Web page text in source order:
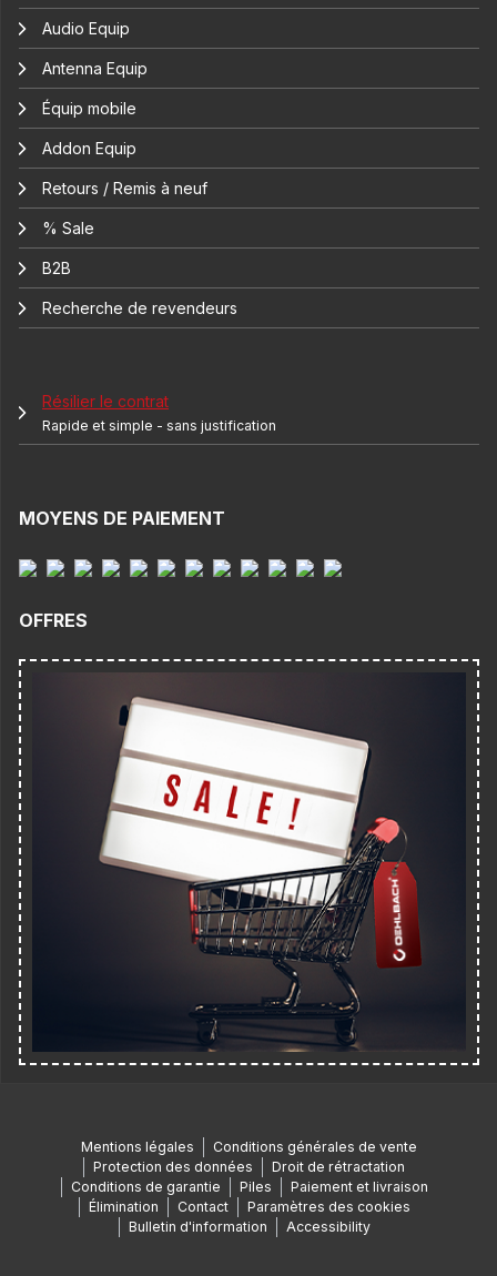
Audio Equip
Antenna Equip
Équip mobile
Addon Equip
Retours / Remis à neuf
% Sale
B2B
Recherche de revendeurs
Résilier le contrat
Rapide et simple - sans justification
MOYENS DE PAIEMENT
OFFRES
Mentions légales
Conditions générales de vente
Protection des données
Droit de rétractation
Conditions de garantie
Piles
Paiement et livraison
Élimination
Contact
Paramètres des cookies
Bulletin d'information
Accessibility